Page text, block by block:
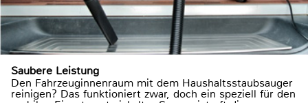
Saubere Leistung
Den Fahrzeuginnenraum mit dem Haushaltsstaubsauger
reinigen? Das funktioniert zwar, doch ein speziell für den